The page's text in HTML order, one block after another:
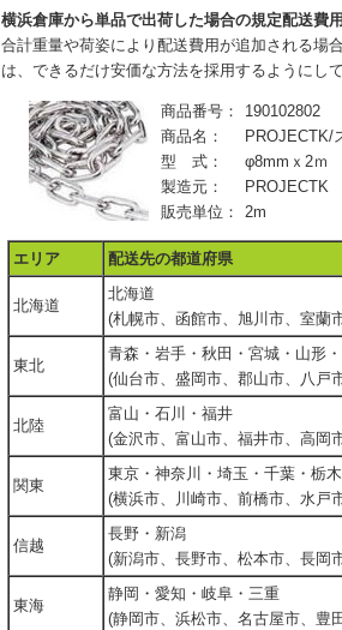
横浜倉庫から単品で出荷した場合の規定配送費
合計重量や荷姿により配送費用が追加される場
は、できるだけ安価な方法を採用するようにし
商品番号：
190102802
商品名：
PROJECTK/
型 式：
φ8mmｘ2ｍ
製造元：
PROJECTK
販売単位：
2m
エリア 配送先の都道府県
北海道
北海道
(札幌市、函館市、旭川市、室蘭
東北
青森・岩手・秋田・宮城・山形
(仙台市、盛岡市、郡山市、八戸
北陸
富山・石川・福井
(金沢市、富山市、福井市、高岡
関東
東京・神奈川・埼玉・千葉・栃
(横浜市、川崎市、前橋市、水戸
信越
長野・新潟
(新潟市、長野市、松本市、長岡
東海
静岡・愛知・岐阜・三重
(静岡市、浜松市、名古屋市、豊